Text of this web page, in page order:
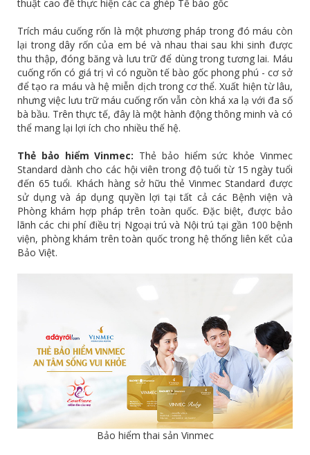
thuật cao để thực hiện các ca ghép Tế bào gốc
Trích máu cuống rốn là một phương pháp trong đó máu còn
lại trong dây rốn của em bé và nhau thai sau khi sinh được
thu thập, đóng băng và lưu trữ để dùng trong tương lai. Máu
cuống rốn có giá trị vì có nguồn tế bào gốc phong phú - cơ sở
để tạo ra máu và hệ miễn dịch trong cơ thể. Xuất hiện từ lâu,
nhưng việc lưu trữ máu cuống rốn vẫn còn khá xa lạ với đa số
bà bầu. Trên thực tế, đây là một hành động thông minh và có
thể mang lại lợi ích cho nhiều thế hệ.
Thẻ bảo hiểm Vinmec: Thẻ bảo hiểm sức khỏe Vinmec
Standard dành cho các hội viên trong độ tuổi từ 15 ngày tuổi
đến 65 tuổi. Khách hàng sở hữu thẻ Vinmec Standard được
sử dụng và áp dụng quyền lợi tại tất cả các Bệnh viện và
Phòng khám hợp pháp trên toàn quốc. Đặc biệt, được bảo
lãnh các chi phí điều trị Ngoại trú và Nội trú tại gần 100 bệnh
viện, phòng khám trên toàn quốc trong hệ thống liên kết của
Bảo Việt.
Bảo hiểm thai sản Vinmec